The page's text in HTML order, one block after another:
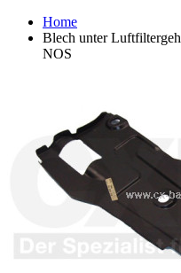
Home
Blech unter
NOS